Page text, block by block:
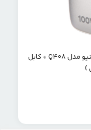
شارژر 4 پورت دیواری فست 100W الدینیو مدل Q408 + کابل